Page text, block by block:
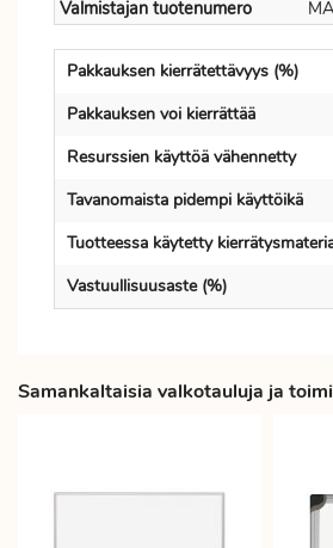
Valmistajan tuotenumero
Pakkauksen kierrätettävyys (%)
Pakkauksen voi kierrättää
Resurssien käyttöä vähennetty
Tavanomaista pidempi käyttöikä
Tuotteessa käytetty
Vastuullisuusaste (%)
Samankaltaisia valkotauluja ja